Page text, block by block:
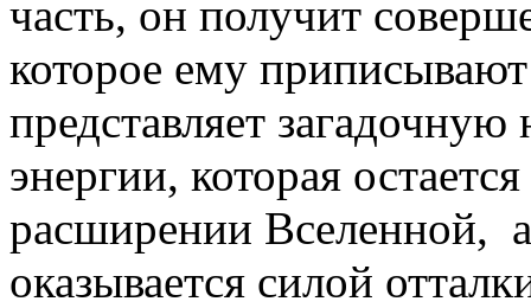
часть, он получит
которое ему
представляет
энергии, которая
расширении Вселенной, а
оказывается силой